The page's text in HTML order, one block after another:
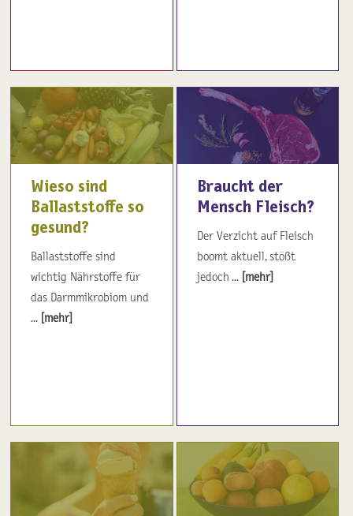
Wieso sind
Ballaststoffe so
gesund?
Ballaststoffe sind
wichtig Nährstoffe für
das Darmmikrobiom und
... [mehr]
Braucht der
Mensch Fleisch?
Der Verzicht auf Fleisch
boomt aktuell, stößt
jedoch ... [mehr]